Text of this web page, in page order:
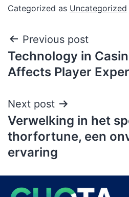
Categorized as Uncategorized
Previous post
Technology in
Affects Player
Next post
Verwelking in het
thorfortune, een
ervaring